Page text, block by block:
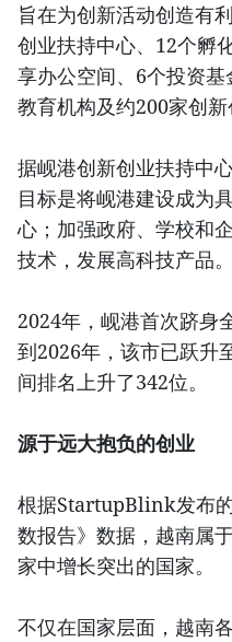
旨在为创新活动创造有
创业扶持中心、12个孵
享办公空间、6个投资
教育机构及约200家创新
据岘港创新创业扶持中
目标是将岘港建设成为
心；加强政府、学校和
技术，发展高科技产品。
2024年，岘港首次跻身
到2026年，该市已跃升
间排名上升了342位。
源于远大抱负的创业
根据StartupBlink发布
数报告》数据，越南属
家中增长突出的国家。
不仅在国家层面，越南